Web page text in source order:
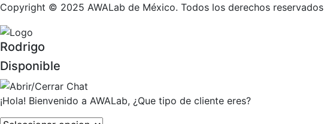
Copyright © 2025 AWALab de México. Todos los derechos reservados
Rodrigo
Disponible
¡Hola! Bienvenido a AWALab, ¿Que tipo de cliente eres?